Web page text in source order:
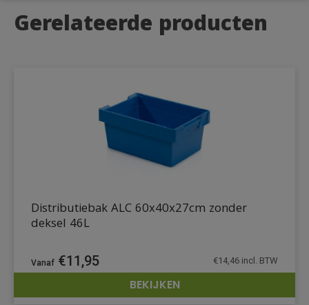
Gerelateerde producten
DETAILS
Distributiebak ALC 60x40x27cm zonder
deksel 46L
€11,95 €14,46 incl. BTW
BEKIJKEN